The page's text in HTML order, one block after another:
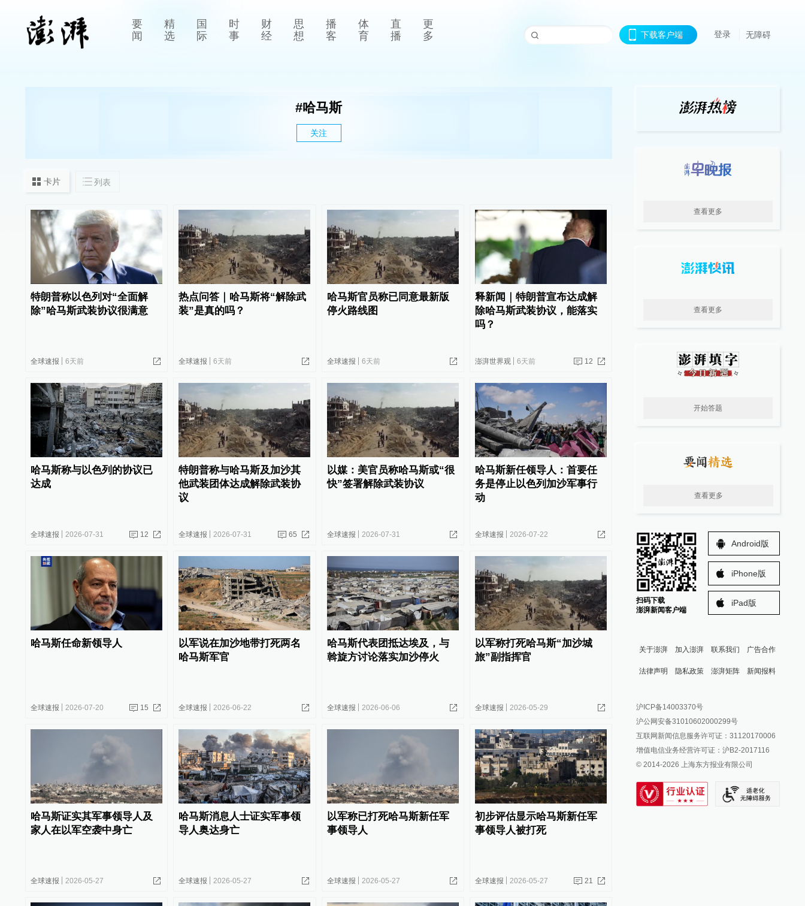
要
闻
精
选
国
际
时
事
财
经
思
想
播
客
体
育
直
播
更
多
下载客户端 登录 无障碍
#哈马斯
关注
卡片 列表
特朗普称以色列对“全面解
除”哈马斯武装协议很满意
全球速报 6天前
热点问答｜哈马斯将“解除武
装”是真的吗？
全球速报 6天前
哈马斯官员称已同意最新版
停火路线图
全球速报 6天前
释新闻｜特朗普宣布达成解
除哈马斯武装协议，能落实
吗？
澎湃世界观 6天前 12
哈马斯称与以色列的协议已
达成
全球速报 2026-07-31 12
特朗普称与哈马斯及加沙其
他武装团体达成解除武装协
议
全球速报 2026-07-31 65
以媒：美官员称哈马斯或“很
快”签署解除武装协议
全球速报 2026-07-31
哈马斯新任领导人：首要任
务是停止以色列加沙军事行
动
全球速报 2026-07-22
哈马斯任命新领导人
全球速报 2026-07-20 15
以军说在加沙地带打死两名
哈马斯军官
全球速报 2026-06-22
哈马斯代表团抵达埃及，与
斡旋方讨论落实加沙停火
全球速报 2026-06-06
以军称打死哈马斯“加沙城
旅”副指挥官
全球速报 2026-05-29
哈马斯证实其军事领导人及
家人在以军空袭中身亡
全球速报 2026-05-27
哈马斯消息人士证实军事领
导人奥达身亡
全球速报 2026-05-27
以军称已打死哈马斯新任军
事领导人
全球速报 2026-05-27
初步评估显示哈马斯新任军
事领导人被打死
全球速报 2026-05-27 21
查看更多
查看更多
开始答题
查看更多
扫码下载
澎湃新闻客户端
Android版
iPhone版
iPad版
关于澎湃 加入澎湃 联系我们 广告合作
法律声明 隐私政策 澎湃矩阵
澎湃新闻公众号
澎湃新闻抖音号
派生万物开放平台
IP SHANGHAI
SIXTH TONE
新闻报料
报料邮箱: news@thepaper.cn
沪ICP备14003370号
沪公网安备31010602000299号
互联网新闻信息服务许可证：31120170006
增值电信业务经营许可证：沪B2-2017116
© 2014-2026 上海东方报业有限公司